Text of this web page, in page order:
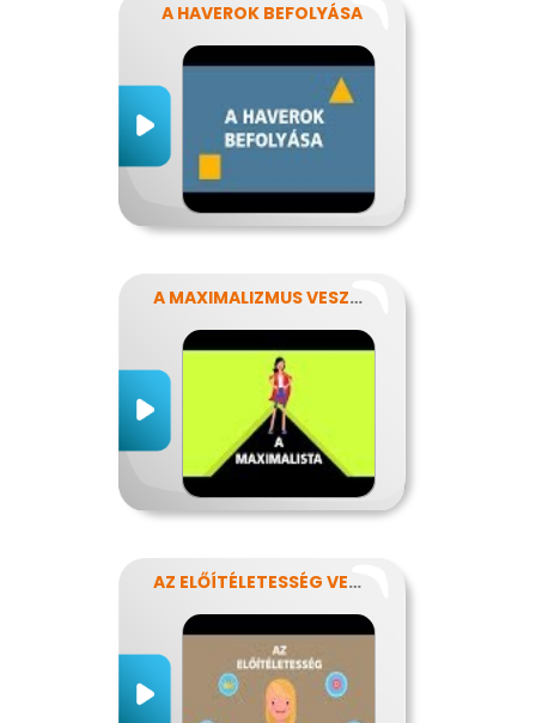
A HAVEROK BEFOLYÁSA
A MAXIMALIZMUS VESZÉLYEI
AZ ELŐÍTÉLETESSÉG VESZÉLYEI